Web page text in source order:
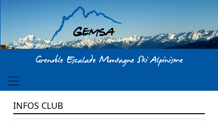
Aller au contenu principal
Grenoble Escalade Montagne Ski Alpinisme
INFOS CLUB